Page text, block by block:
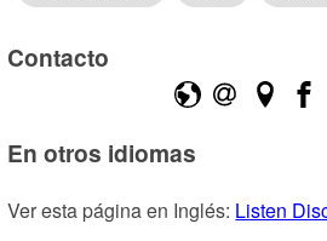
Contacto
En otros idiomas
Ver esta página en Inglés: Listen